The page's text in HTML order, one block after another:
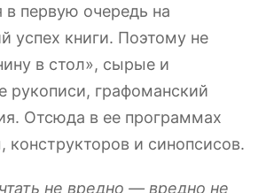
в первую очередь на
успех книги. Поэтому не
в стол», сырые и
рукописи, графоманский
Отсюда в ее программах
конструкторов и синопсисов.
не вредно — вредно не